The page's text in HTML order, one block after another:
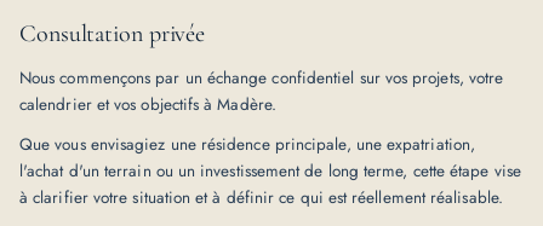
Consultation privée
Nous commençons par un échange confidentiel sur vos projets, votre
calendrier et vos objectifs à Madère.
Que vous envisagiez une résidence principale, une expatriation,
l'achat d'un terrain ou un investissement de long terme, cette étape vise
à clarifier votre situation et à définir ce qui est réellement réalisable.